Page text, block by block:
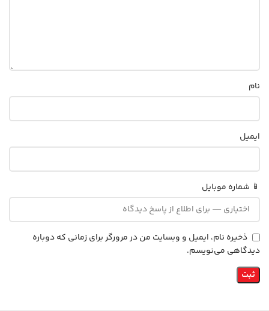
نام
ایمیل
📱 شماره موبایل
ذخیره نام، ایمیل و وبسایت من در مرورگر برای زمانی که دوباره
دیدگاهی می‌نویسم.